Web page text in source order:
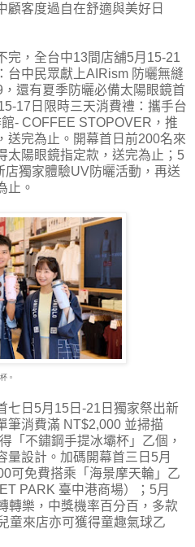
顧客度過自在舒適與美好日
完，全台中13間店舖5月15-21
台中民眾獻上AIRism 防曬無縫
還有夏季防曬必備太陽眼鏡首
17日限時三天消費禮：攜手台
- COFFEE STOPOVER，推
送完為止。開幕首日前200名來
太陽眼鏡指定款，送完為止；5
店獨家體驗UV防曬活動，再送
止。
。
七日5月15日-21日獨家祭出新
筆消費滿 NT$2,000 並掃描
「不鏽鋼手提冰壩杯」乙個，
量設計。加碼開幕首三日5月
可免費搭乘「海景摩天輪」乙
PARK 臺中港商場）；5月
轉樂，中獎機率百分百，多款
童來店亦可獲得童趣氣球乙